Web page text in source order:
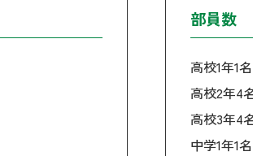
部員数
高校1年1名
高校2年4
高校3年4
中学1年1名